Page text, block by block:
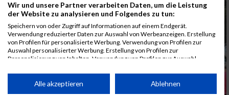
Wir und unsere Partner verarbeiten Daten, um die Leistung
der Website zu analysieren und Folgendes zu tun:
Speichern von oder Zugriff auf Informationen auf einem Endgerät.
Verwendung reduzierter Daten zur Auswahl von Werbeanzeigen. Erstellung
von Profilen für personalisierte Werbung. Verwendung von Profilen zur
Auswahl personalisierter Werbung. Erstellung von Profilen zur
Personalisierung von Inhalten. Verwendung von Profilen zur Auswahl
Performance von Inhalten. Analyse von Zielgruppen durch Statistiken oder
Kombinationen von Daten aus verschiedenen Quellen. Entwicklung und
Alle akzeptieren Ablehnen